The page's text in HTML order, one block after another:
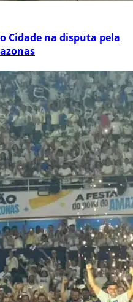
Cidade na disputa pela